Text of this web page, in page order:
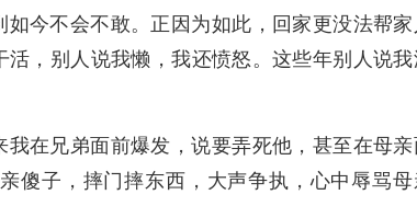
今不会不敢。正因为如此，回家更没法帮家
，别人说我懒，我还愤怒。这些年别人说
在兄弟面前爆发，说要弄死他，甚至在母
傻子，摔门摔东西，大声争执，心中辱骂母